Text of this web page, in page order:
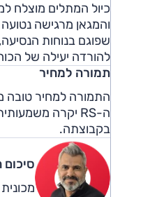
כיול המתלים מוצלח
והמגאן מרגישה
שפוגם בנוחות
להורדה יעילה של
תמורה למחיר
התמורה למחיר טובה
ה-RS יקרה
בקבוצתה.